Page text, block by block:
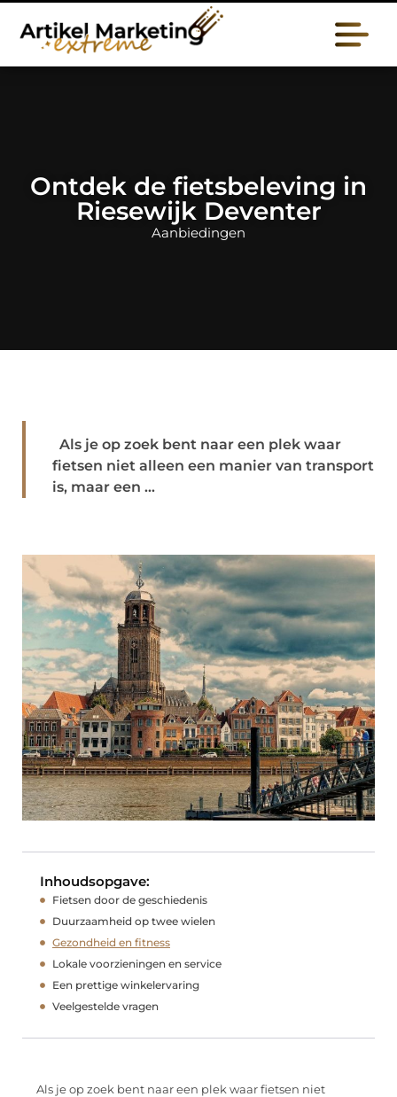
Ontdek de fietsbeleving in
Riesewijk Deventer
Aanbiedingen
Als je op zoek bent naar een plek waar
fietsen niet alleen een manier van transport
is, maar een ...
Inhoudsopgave:
Fietsen door de geschiedenis
Duurzaamheid op twee wielen
Gezondheid en fitness
Lokale voorzieningen en service
Een prettige winkelervaring
Veelgestelde vragen
Als je op zoek bent naar een plek waar fietsen niet